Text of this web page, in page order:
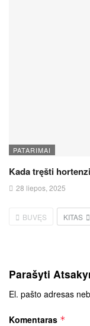
PATARIMAI
Kada tręšti
28 liepos, 2025
BUVĘS KITAS
Parašyti
El. pašto adresas
Komentaras *